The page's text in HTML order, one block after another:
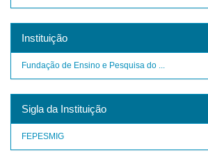
Instituição
Fundação de Ensino e Pesquisa do ...
Sigla da Instituição
FEPESMIG